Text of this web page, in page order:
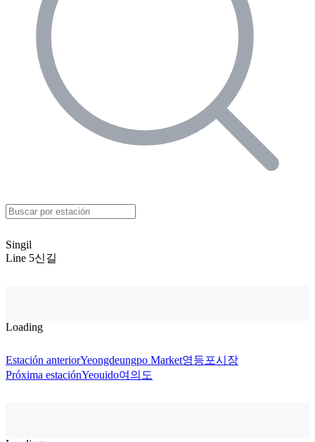
Singil
Line 5신길
Loading
Estación anteriorYeongdeungpo Market영등포시장
Próxima estaciónYeouido여의도